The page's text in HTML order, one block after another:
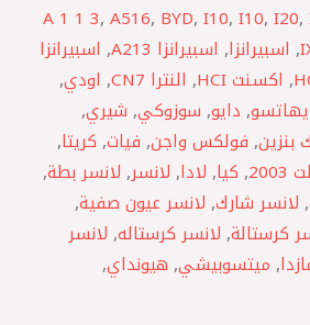
A 1 1 3, A516, BYD, I10, I10, I20,
, اسبيرانزا, اسبيرانزا A213 , اسبيرانزا
, اكسنت HCI , النترا CN7 , اودي,
, دايو, سوزوكي, شيري,
بنزين, فولكس واجن, فيات, كريتا,
, كيا, لادا, لانسر, لانسر بطة,
, لانسر شارك, لانسر عيون صفية,
كرستالة, لانسر كرستاله, لانسر
, ميتسوبيشي, هيونداي,